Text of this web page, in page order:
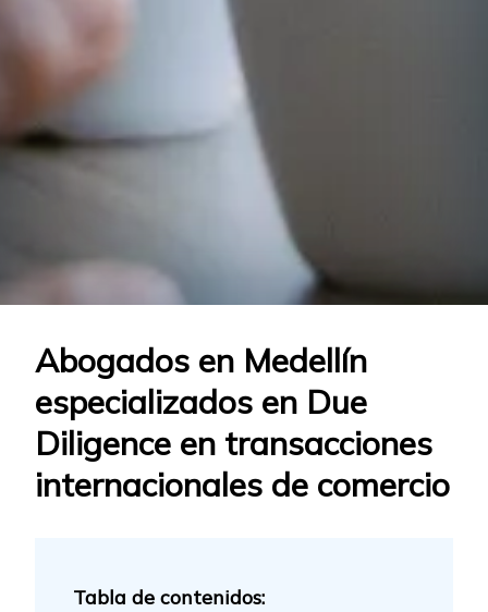
Abogados en Medellín
especializados en Due
Diligence en transacciones
internacionales de comercio